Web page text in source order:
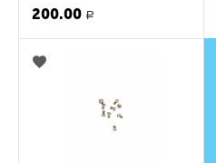
200.00 Р